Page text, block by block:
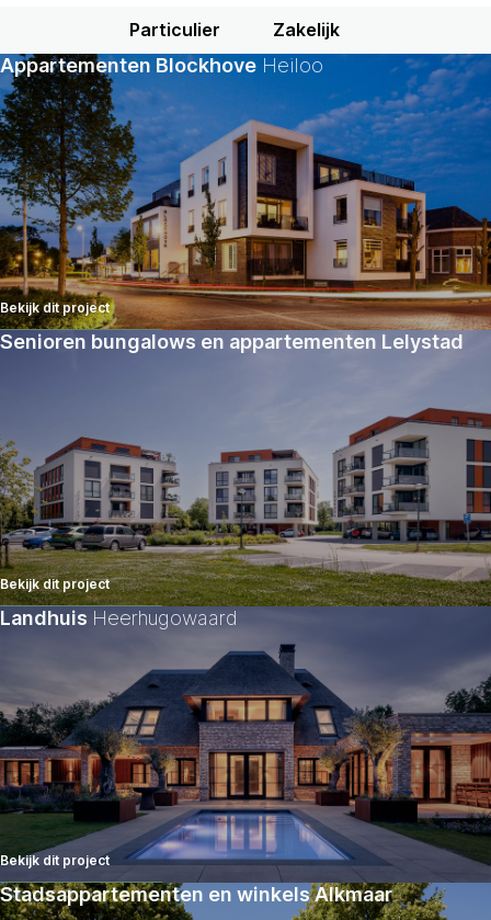
Particulier Zakelijk
Appartementen Blockhove Heiloo
Bekijk dit project
Senioren bungalows en appartementen Lelystad
Bekijk dit project
Landhuis Heerhugowaard
Bekijk dit project
Stadsappartementen en winkels Alkmaar